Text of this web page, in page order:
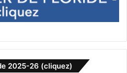
December
2025-26 (cliquez)